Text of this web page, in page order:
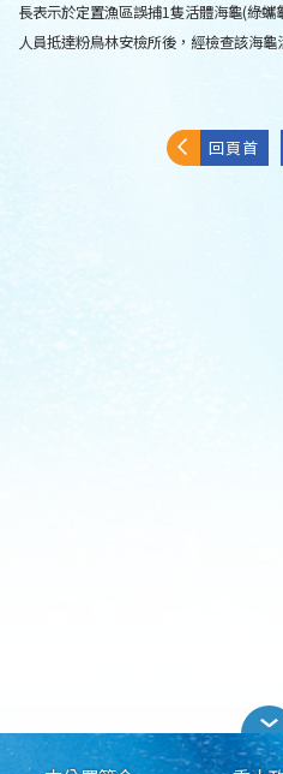
長表示於定置漁區誤捕1隻活體海龜(綠
人員抵達粉鳥林安檢所後，經檢查該海
回頁首